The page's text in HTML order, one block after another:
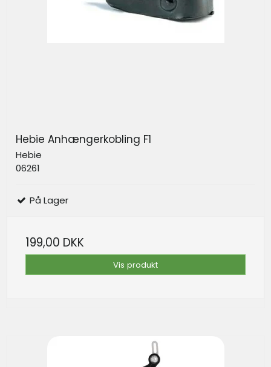
Hebie Anhængerkobling F1
Hebie
06261
På Lager
199,00 DKK
Vis produkt